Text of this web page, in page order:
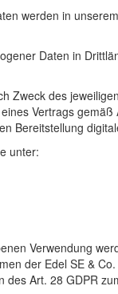
werden in
Daten in
Zweck des
Vertrags
Bereitstellung
unter:
Verwendung
der Edel SE &
des Art. 28 GDPR